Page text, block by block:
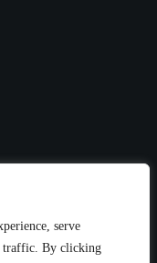
serve
traffic. By clicking